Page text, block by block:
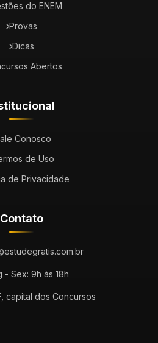
do ENEM
Provas
Dicas
Abertos
Conosco
de Uso
de Privacidade
Contato
- Sex: 9h às 18h
capital dos Concursos